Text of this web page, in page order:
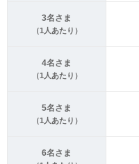
3名さま
（1人あたり）
4名さま
（1人あたり）
5名さま
（1人あたり）
6名さま